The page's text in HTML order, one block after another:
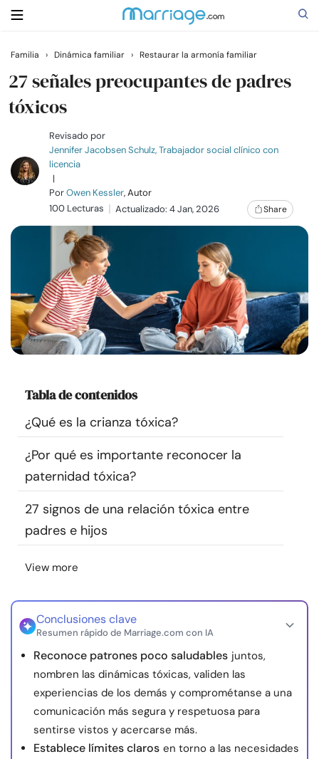
Buscar
Casarse
Relaciones
Familia
Cursos
Recursos
Encuentra un terapeuta
Idioma
Sobre nosotros Contáctanos Escríbenos
Publicidad con
nosotros
Familia › Dinámica familiar › Restaurar la armonía familiar
27 señales preocupantes de padres
tóxicos
Revisado por
Jennifer Jacobsen Schulz, Trabajador social clínico con
licencia
|
PorOwen Kessler, Autor
100 Lecturas
Actualizado: 4 Jan, 2026 Share
Tabla de contenidos
¿Qué es la crianza tóxica?
¿Por qué es importante reconocer la
paternidad tóxica?
27 signos de una relación tóxica entre
padres e hijos
View more
Conclusiones clave
Resumen rápido de Marriage.com con IA
Reconoce patrones poco saludables juntos,
nombren las dinámicas tóxicas, validen las
experiencias de los demás y comprométanse a una
comunicación más segura y respetuosa para
sentirse vistos y acercarse más.
Establece límites claros en torno a las necesidades